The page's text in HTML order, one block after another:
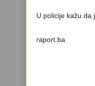
U policije kažu da
raport.ba